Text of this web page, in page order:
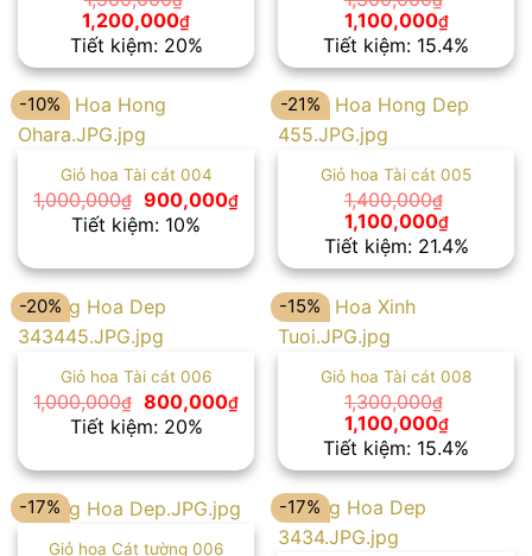
Giá
gốc
là:
1,500,000₫.
1,200,000₫Giá
hiện
tại
là:
1,200,000₫.
Tiết kiệm: 20%
Giá
gốc
là:
1,300,000₫.
1,100,000₫Giá
hiện
tại
là:
Tiết kiệm: 15.4%
-10%
Giỏ hoa Tài cát 004
1,000,000₫ Giá
gốc
là:
900,000₫Giá
hiện
là:
900,000₫.
Tiết kiệm: 10%
-21%
Giỏ hoa Tài cát 005
1,400,000₫
Giá
gốc
là:
1,400,000₫.
1,100,000₫Giá
hiện
tại
là:
Tiết kiệm: 21.4%
-20%
Giỏ hoa Tài cát 006
1,000,000₫ Giá
gốc
là:
800,000₫Giá
hiện
là:
800,000₫.
Tiết kiệm: 20%
-15%
Giỏ hoa Tài cát 008
1,300,000₫
Giá
gốc
là:
1,300,000₫.
1,100,000₫Giá
hiện
tại
là:
Tiết kiệm: 15.4%
-17%
Giỏ hoa Cát tường 006
-17%